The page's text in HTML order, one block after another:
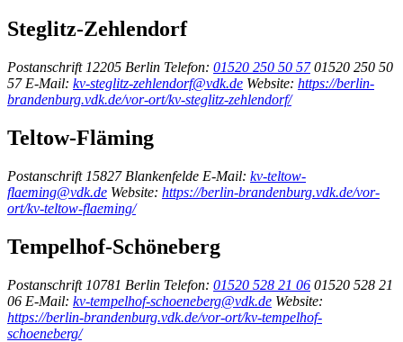
Steglitz-Zehlendorf
Postanschrift 12205 Berlin Telefon: 01520 250 50 57 01520 250 50
57 E-Mail: kv-steglitz-zehlendorf@vdk.de Website: https://berlin-
brandenburg.vdk.de/vor-ort/kv-steglitz-zehlendorf/
Teltow-Fläming
Postanschrift 15827 Blankenfelde E-Mail: kv-teltow-
flaeming@vdk.de Website: https://berlin-brandenburg.vdk.de/vor-
ort/kv-teltow-flaeming/
Tempelhof-Schöneberg
Postanschrift 10781 Berlin Telefon: 01520 528 21 06 01520 528 21
06 E-Mail: kv-tempelhof-schoeneberg@vdk.de Website:
https://berlin-brandenburg.vdk.de/vor-ort/kv-tempelhof-
schoeneberg/